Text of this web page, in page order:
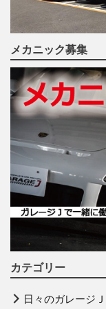
メカニック募集
カテゴリー
日々のガレージＪ